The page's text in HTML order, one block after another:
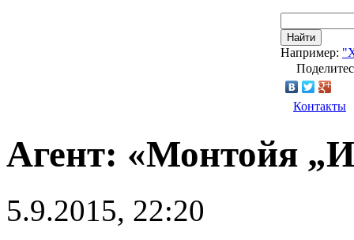
Найти
Например:
Контакты
Агент: «Монтойя
5.9.2015, 22:20